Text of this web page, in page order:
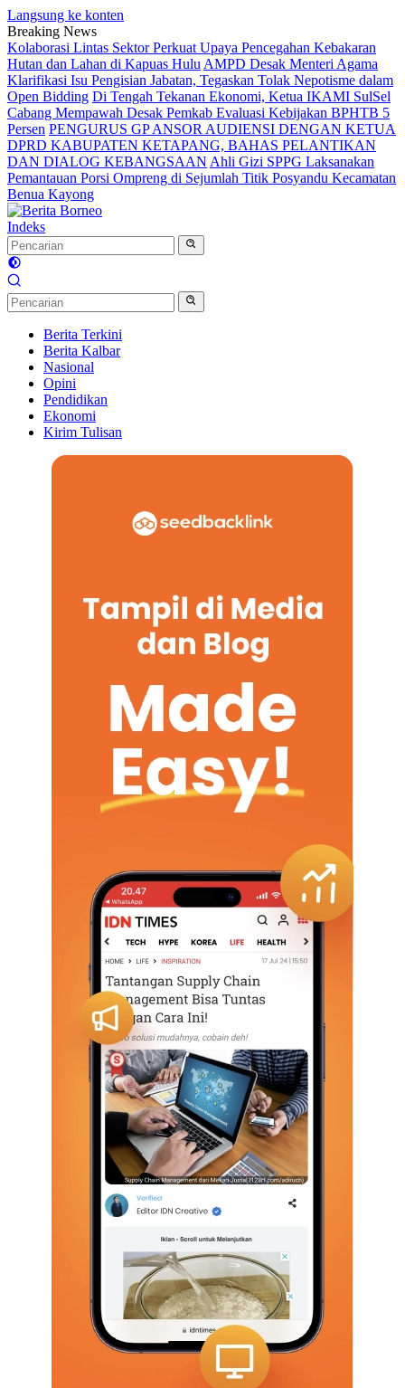
Langsung ke konten
Breaking News
Kolaborasi Lintas Sektor Perkuat Upaya Pencegahan Kebakaran
Hutan dan Lahan di Kapuas Hulu AMPD Desak Menteri Agama
Klarifikasi Isu Pengisian Jabatan, Tegaskan Tolak Nepotisme dalam
Open Bidding Di Tengah Tekanan Ekonomi, Ketua IKAMI SulSel
Cabang Mempawah Desak Pemkab Evaluasi Kebijakan BPHTB 5
Persen PENGURUS GP ANSOR AUDIENSI DENGAN KETUA
DPRD KABUPATEN KETAPANG, BAHAS PELANTIKAN
DAN DIALOG KEBANGSAAN Ahli Gizi SPPG Laksanakan
Pemantauan Porsi Ompreng di Sejumlah Titik Posyandu Kecamatan
Benua Kayong
Indeks
Berita Terkini
Berita Kalbar
Nasional
Opini
Pendidikan
Ekonomi
Kirim Tulisan